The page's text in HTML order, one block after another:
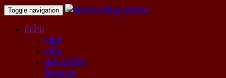
Toggle navigation
ដំណឹង
កម្ពុជា
បារាំង
អាស៊ី-ប៉ាស៊ីភិក
ពិភពលោក